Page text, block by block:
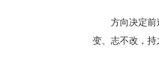
方向决定前途
变、志不改，持